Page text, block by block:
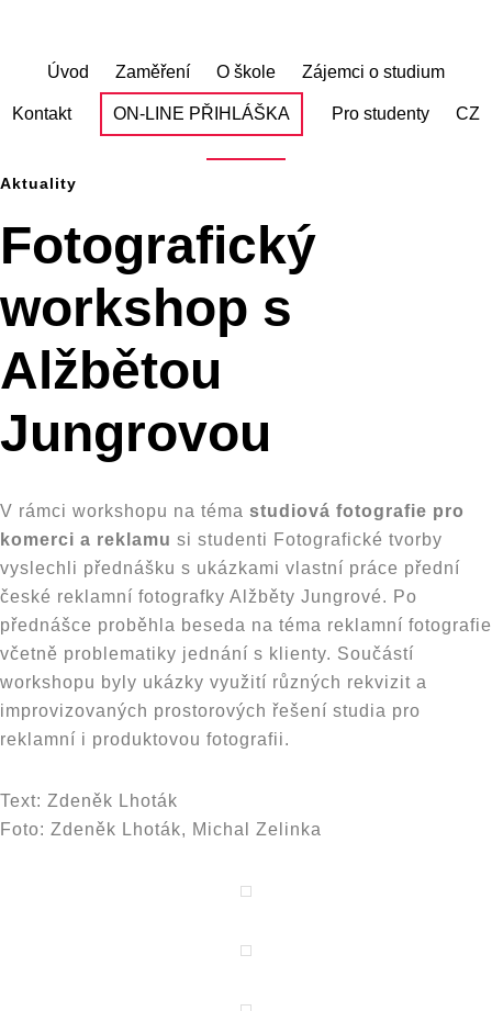
Úvod Zaměření O škole Zájemci o studium
Kontakt ON-LINE PŘIHLÁŠKA Pro studenty CZ
Aktuality
Fotografický
workshop s
Alžbětou
Jungrovou
V rámci workshopu na téma studiová fotografie pro
komerci a reklamu si studenti Fotografické tvorby
vyslechli přednášku s ukázkami vlastní práce přední
české reklamní fotografky Alžběty Jungrové. Po
přednášce proběhla beseda na téma reklamní fotografie
včetně problematiky jednání s klienty. Součástí
workshopu byly ukázky využití různých rekvizit a
improvizovaných prostorových řešení studia pro
reklamní i produktovou fotografii.
Text: Zdeněk Lhoták
Foto: Zdeněk Lhoták, Michal Zelinka